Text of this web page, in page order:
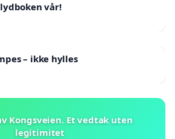
vår!
– ikke hylles
Kongsveien. Et vedtak uten
legitimitet